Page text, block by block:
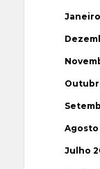
Agosto
Julho